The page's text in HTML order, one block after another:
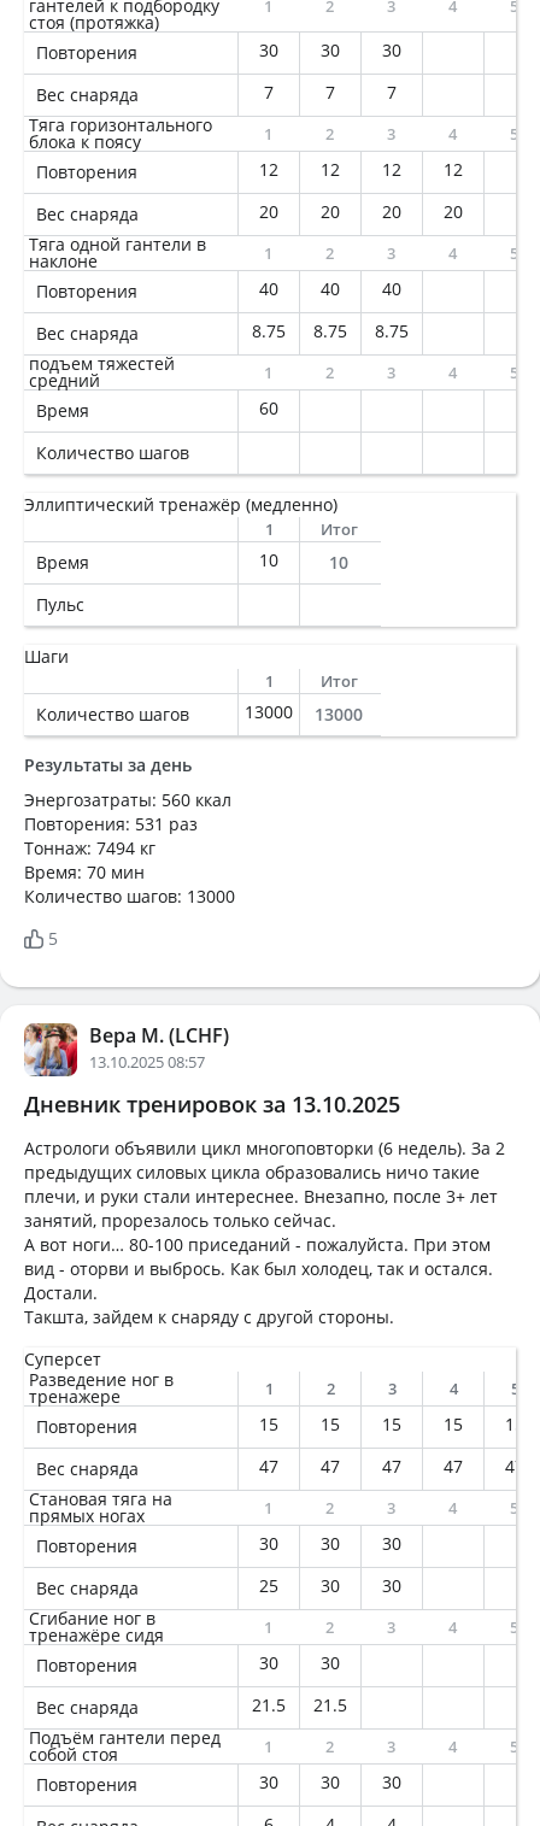
гантелей к подбородку
стоя (протяжка)
1 2 3 4 5
Повторения 30 30
30
Вес снаряда
7 7
7
Тяга горизонтального
блока к поясу 1 2 3 4 5
Повторения 12 12 12
12
Вес снаряда
20 20 20
20
Тяга одной гантели в
наклоне 1 2 3 4 5
Повторения 40 40
40
Вес снаряда
8.75 8.75
8.75
подъем тяжестей
средний 1 2 3 4 5
Время
60
Количество шагов
Эллиптический тренажёр (медленно)
1 Итог
Время 10
10
Пульс
Шаги
1 Итог
Количество шагов 13000 13000
Результаты за день
Энергозатраты: 560 ккал
Повторения: 531 раз
Тоннаж: 7494 кг
Время: 70 мин
Количество шагов: 13000
5
Вера М. (LCHF)
13.10.2025 08:57
Дневник тренировок за 13.10.2025
Астрологи объявили цикл многоповторки (6 недель). За 2
предыдущих силовых цикла образовались ничо такие
плечи, и руки стали интереснее. Внезапно, после 3+ лет
занятий, прорезалось только сейчас.
А вот ноги… 80-100 приседаний - пожалуйста. При этом
вид - оторви и выбрось. Как был холодец, так и остался.
Достали.
Такшта, зайдем к снаряду с другой стороны.
Суперсет
Разведение ног в
тренажере 1 2 3 4 5
Повторения 15 15 15 15
15
Вес снаряда
47 47 47 47
47
Становая тяга на
прямых ногах 1 2 3 4 5
Повторения 30 30
30
Вес снаряда
25 30
30
Сгибание ног в
тренажёре сидя 1 2 3 4 5
Повторения 30
30
Вес снаряда
21.5
21.5
Подъём гантели перед
собой стоя 1 2 3 4 5
Повторения 30 30
30